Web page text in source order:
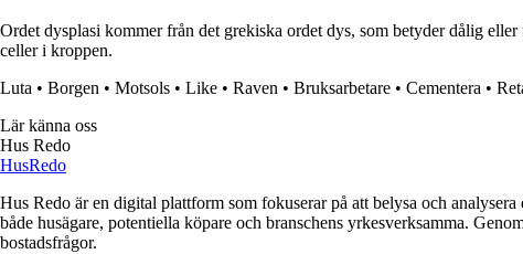
Ordet dysplasi kommer från det grekiska ordet dys, som betyder dålig
celler i kroppen.
Luta • Borgen • Motsols • Like • Raven • Bruksarbetare • Cementera •
Lär känna oss
Hus Redo
HusRedo
Hus Redo är en digital plattform som fokuserar på att belysa och
både husägare, potentiella köpare och branschens yrkesverksamma.
bostadsfrågor.